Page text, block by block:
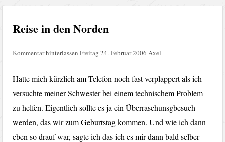
Reise in den Norden
Kommentar hinterlassen Freitag 24. Februar 2006 Axel
Hatte mich kürzlich am Telefon noch fast verplappert als ich
versuchte meiner Schwester bei einem technischem Problem
zu helfen. Eigentlich sollte es ja ein Überraschunsgbesuch
werden, das wir zum Geburtstag kommen. Und wie ich dann
eben so drauf war, sagte ich das ich es mir dann bald selber